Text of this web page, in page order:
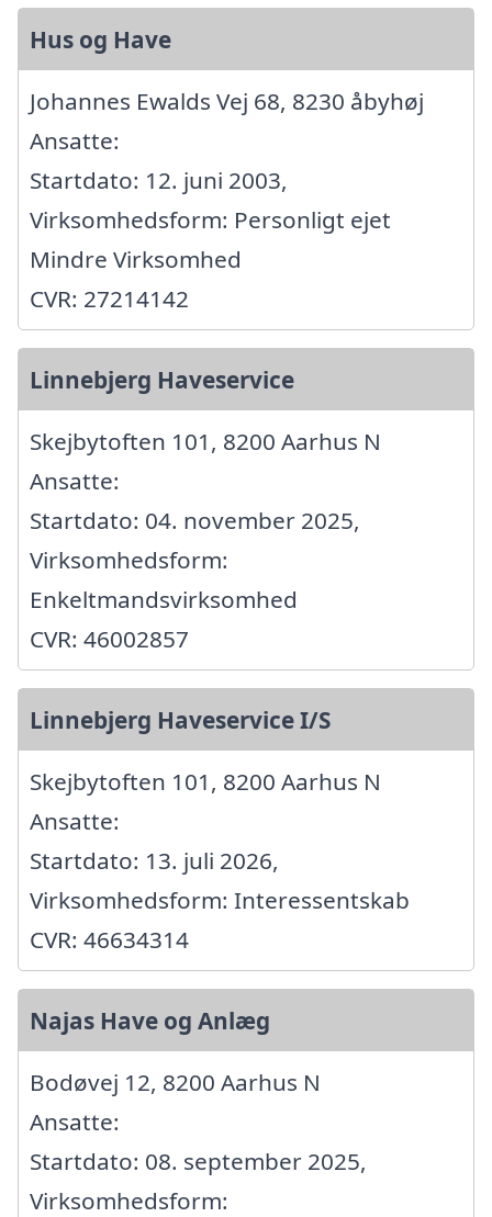
Hus og Have
Johannes Ewalds Vej 68, 8230 åbyhøj
Ansatte:
Startdato: 12. juni 2003,
Virksomhedsform: Personligt ejet
Mindre Virksomhed
CVR: 27214142
Linnebjerg Haveservice
Skejbytoften 101, 8200 Aarhus N
Ansatte:
Startdato: 04. november 2025,
Virksomhedsform:
Enkeltmandsvirksomhed
CVR: 46002857
Linnebjerg Haveservice I/S
Skejbytoften 101, 8200 Aarhus N
Ansatte:
Startdato: 13. juli 2026,
Virksomhedsform: Interessentskab
CVR: 46634314
Najas Have og Anlæg
Bodøvej 12, 8200 Aarhus N
Ansatte:
Startdato: 08. september 2025,
Virksomhedsform: